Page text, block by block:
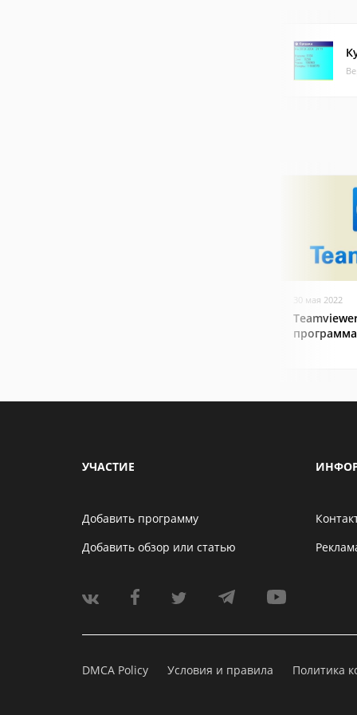
30 мая 2022
программа
УЧАСТИЕ
Добавить программу
Добавить обзор или статью
DMCA Policy Условия и правила Политика